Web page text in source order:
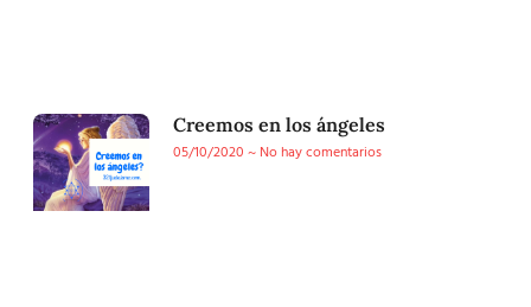
Creemos en los ángeles
05/10/2020
No hay comentarios